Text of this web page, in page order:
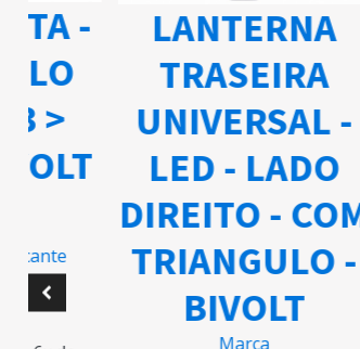
-
>
LANTERNA
TRASEIRA
UNIVERSAL -
LED - LADO
DIREITO - COM
TRIANGULO -
BIVOLT
Marca